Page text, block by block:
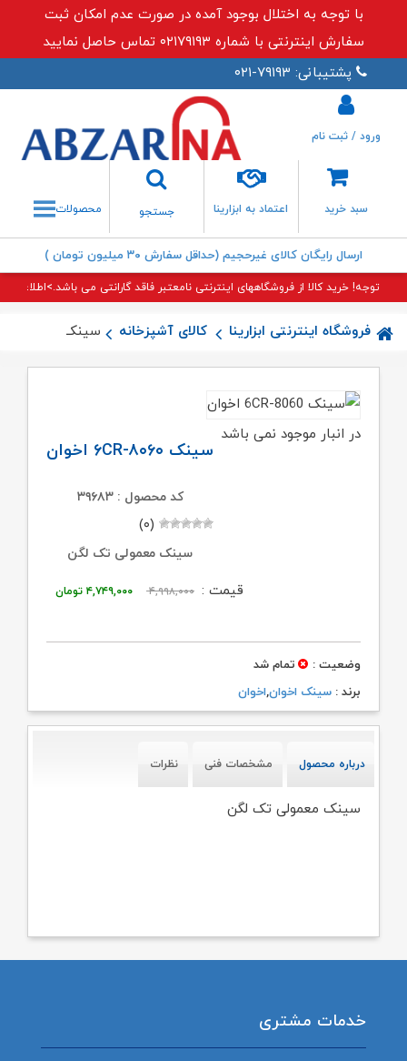
با توجه به اختلال بوجود آمده در صورت عدم امکان ثبت
سفارش اینترنتی با شماره ۰۲۱۷۹۱۹۳ تماس حاصل نمایید
پشتیبانی: ۷۹۱۹۳-۰۲۱
سبد خرید اعتماد به ابزارینا
جستجو
جستجو
ورود / ثبت نام
محصولات
ارسال رایگان کالای غیرحجیم (حداقل سفارش ۳۰ میلیون تومان )
توجه! خرید کالا از فروشگاههای اینترنتی نامعتبر فاقد گارانتی می باشد.>اطلاعات
فروشگاه اینترنتی ابزارینا کالای آشپزخانه سینک ۶CR-۸۰۶۰ اخوان
سینک ۶CR-۸۰۶۰ اخوان
کد محصول : ۳۹۶۸۳
(۰)
سینک معمولی تک لگن
قیمت : ۴,۹۹۸,۰۰۰
قیمت
۴,۹۹۸,۰۰۰ تومان
۴,۷۴۹,۰۰۰ تومان
۴,۷۴۹,۰۰۰
در انبار موجود نمی باشد
وضعیت :
تمام شد
برند : سینک اخوان,اخوان
درباره محصول مشخصات فنی نظرات
سینک معمولی تک لگن
خدمات مشتری